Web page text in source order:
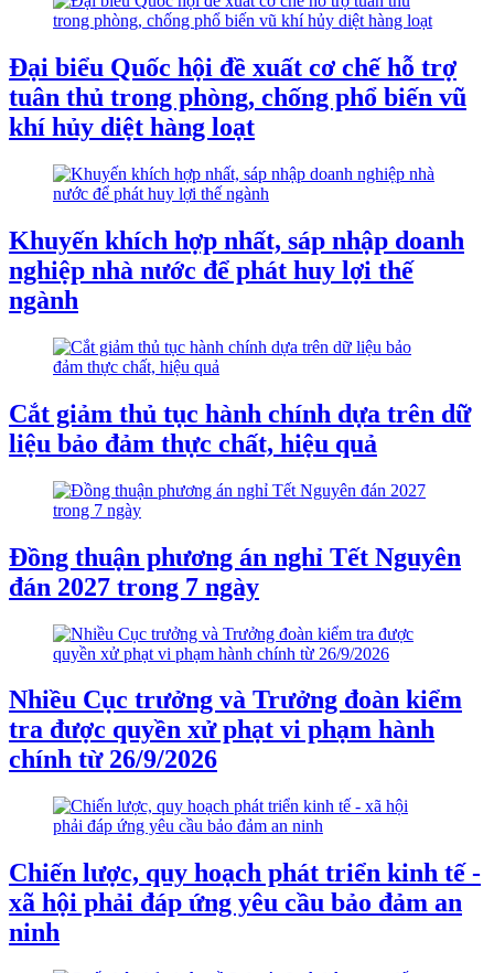
Đại biểu Quốc hội đề xuất cơ chế hỗ trợ
tuân thủ trong phòng, chống phổ biến vũ
khí hủy diệt hàng loạt
Khuyến khích hợp nhất, sáp nhập doanh
nghiệp nhà nước để phát huy lợi thế
ngành
Cắt giảm thủ tục hành chính dựa trên dữ
liệu bảo đảm thực chất, hiệu quả
Đồng thuận phương án nghỉ Tết Nguyên
đán 2027 trong 7 ngày
Nhiều Cục trưởng và Trưởng đoàn kiểm
tra được quyền xử phạt vi phạm hành
chính từ 26/9/2026
Chiến lược, quy hoạch phát triển kinh tế -
xã hội phải đáp ứng yêu cầu bảo đảm an
ninh